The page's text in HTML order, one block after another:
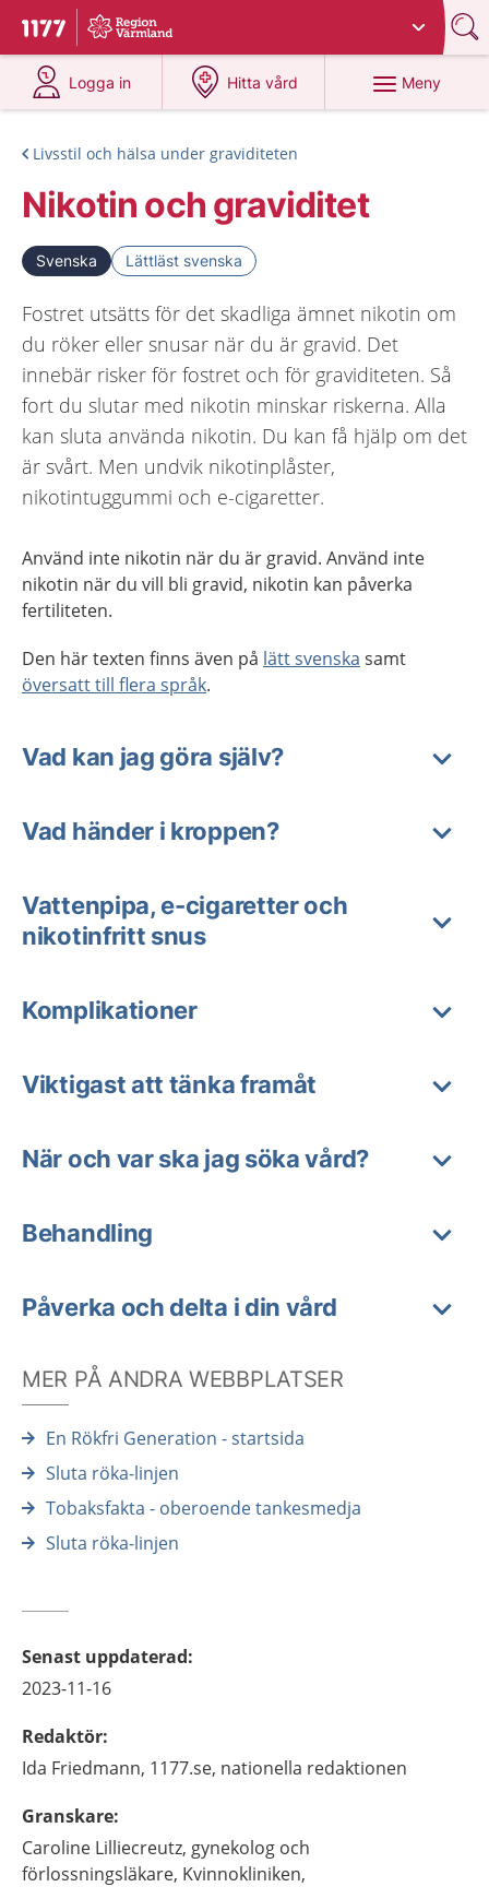
Till startsidan för 1177
Du har valt region
Logga in
på 1177.se
Hitta vård
på 1177.se
Meny
Livsstil och hälsa under graviditeten
Nikotin och graviditet
Svenska Lättläst svenska
Fostret utsätts för det skadliga ämnet nikotin om
du röker eller snusar när du är gravid. Det
innebär risker för fostret och för graviditeten. Så
fort du slutar med nikotin minskar riskerna. Alla
kan sluta använda nikotin. Du kan få hjälp om det
är svårt. Men undvik nikotinplåster,
nikotintuggummi och e-cigaretter.
Använd inte nikotin när du är gravid. Använd inte
nikotin när du vill bli gravid, nikotin kan påverka
fertiliteten.
Den här texten finns även på lätt svenska samt
översatt till flera språk.
Vad kan jag göra själv?
Vad händer i kroppen?
Vattenpipa, e-cigaretter och
nikotinfritt snus
Komplikationer
Viktigast att tänka framåt
När och var ska jag söka vård?
Behandling
Påverka och delta i din vård
MER PÅ ANDRA WEBBPLATSER
En Rökfri Generation - startsida
Sluta röka-linjen
Tobaksfakta - oberoende tankesmedja
Sluta röka-linjen
Senast uppdaterad:
2023-11-16
Redaktör:
Ida Friedmann, 1177.se, nationella redaktionen
Granskare:
Caroline Lilliecreutz, gynekolog och
förlossningsläkare, Kvinnokliniken,